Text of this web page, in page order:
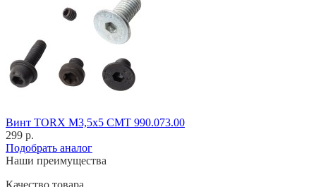
Винт TORX M3,5x5 CMT 990.073.00
299 р.
Подобрать аналог
Наши преимущества
Качество товара